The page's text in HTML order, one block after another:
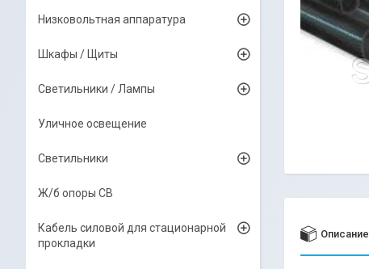
Описание
Низковольтная аппаратура
Шкафы / Щиты
Светильники / Лампы
Уличное освещение
Светильники
Ж/б опоры СВ
Кабель силовой для стационарной
прокладки